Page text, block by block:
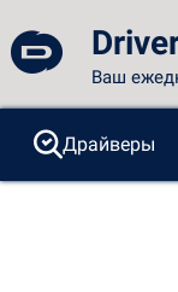
Ваш
Драйверы
Зонды